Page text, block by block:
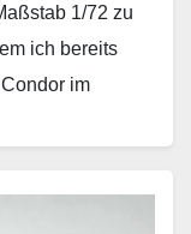
1/72 zu
ich bereits
im